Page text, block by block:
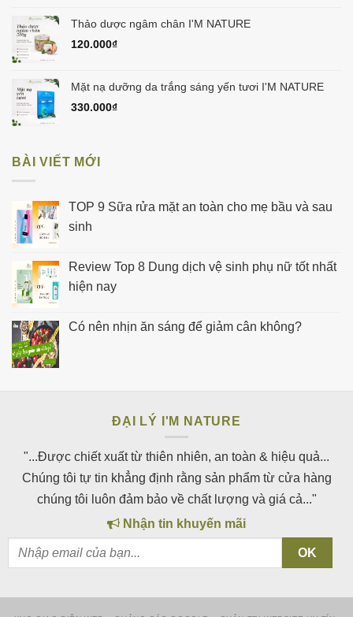
Thảo dược ngâm chân I'M NATURE
120.000₫
Mặt nạ dưỡng da trắng sáng yến tươi I'M NATURE
330.000₫
BÀI VIẾT MỚI
TOP 9 Sữa rửa mặt an toàn cho mẹ bầu và sau
sinh
Review Top 8 Dung dịch vệ sinh phụ nữ tốt nhất
hiện nay
Có nên nhịn ăn sáng để giảm cân không?
ĐẠI LÝ I'M NATURE
"...Được chiết xuất từ thiên nhiên, an toàn & hiệu quả...
Chúng tôi tự tin khẳng định rằng sản phẩm từ cửa hàng
chúng tôi luôn đảm bảo về chất lượng và giá cả..."
Nhận tin khuyến mãi